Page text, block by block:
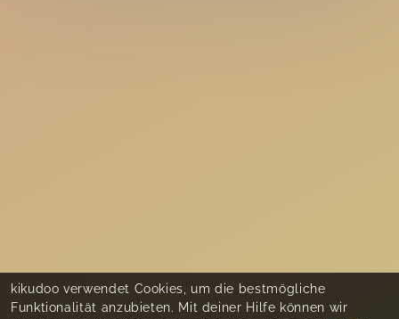
kikudoo verwendet Cookies, um die bestmögliche
Funktionalität anzubieten. Mit deiner Hilfe können wir